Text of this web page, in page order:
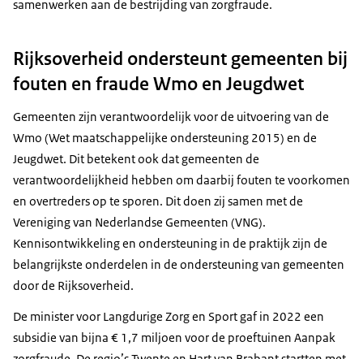
samenwerken aan de bestrijding van zorgfraude.
Rijksoverheid ondersteunt gemeenten bij
fouten en fraude Wmo en Jeugdwet
Gemeenten zijn verantwoordelijk voor de uitvoering van de
Wmo (Wet maatschappelijke ondersteuning 2015) en de
Jeugdwet. Dit betekent ook dat gemeenten de
verantwoordelijkheid hebben om daarbij fouten te voorkomen
en overtreders op te sporen. Dit doen zij samen met de
Vereniging van Nederlandse Gemeenten (VNG).
Kennisontwikkeling en ondersteuning in de praktijk zijn de
belangrijkste onderdelen in de ondersteuning van gemeenten
door de Rijksoverheid.
De minister voor Langdurige Zorg en Sport gaf in 2022 een
subsidie van bijna € 1,7 miljoen voor de proeftuinen Aanpak